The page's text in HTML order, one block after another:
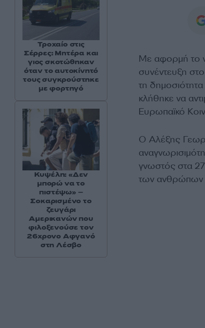
Με αφορμή το
συνέντευξη
τη
κλήθηκε να
Ευρωπαϊκό
Ο Αλέξης
γνωστός στα
των ανθρώπων
Τροχαίο στις
Σέρρες: Μητέρα και
γιος σκοτώθηκαν
όταν το αυτοκίνητό
τους συγκρούστηκε
με φορτηγό
Κυψέλη: «Δεν
μπορώ να το
πιστέψω» –
Σοκαρισμένο το
ζευγάρι
Αμερικανών που
φιλοξενούσε τον
26χρονο Αφγανό
στη Λέσβο